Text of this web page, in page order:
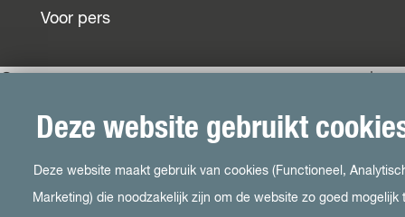
Deze website gebruikt
Deze website maakt gebruik van cookies (Functioneel,
Marketing) die noodzakelijk zijn om de website zo goed mogelijk
Voor pers